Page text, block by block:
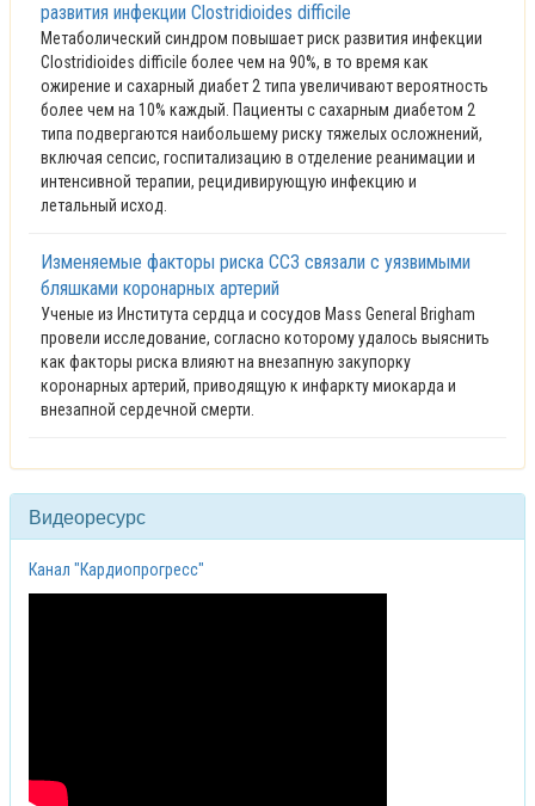
развития инфекции Clostridioides difficile
Метаболический синдром повышает риск развития инфекции
Clostridioides difficile более чем на 90%, в то время как
ожирение и сахарный диабет 2 типа увеличивают вероятность
более чем на 10% каждый. Пациенты с сахарным диабетом 2
типа подвергаются наибольшему риску тяжелых осложнений,
включая сепсис, госпитализацию в отделение реанимации и
интенсивной терапии, рецидивирующую инфекцию и
летальный исход.
Изменяемые факторы риска ССЗ связали с уязвимыми
бляшками коронарных артерий
Ученые из Института сердца и сосудов Mass General Brigham
провели исследование, согласно которому удалось выяснить
как факторы риска влияют на внезапную закупорку
коронарных артерий, приводящую к инфаркту миокарда и
внезапной сердечной смерти.
Видеоресурс
Канал "Кардиопрогресс"